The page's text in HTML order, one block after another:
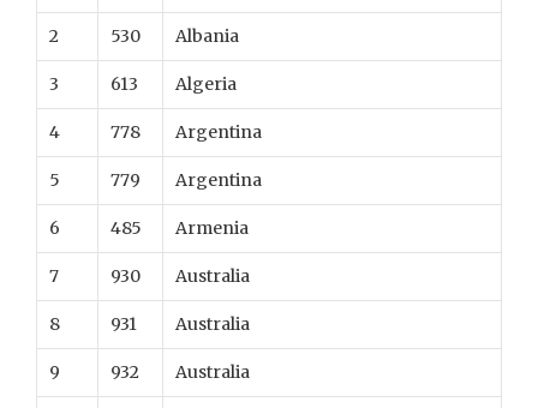
2 530 Albania
3 613 Algeria
4 778 Argentina
5 779 Argentina
6 485 Armenia
7 930 Australia
8 931 Australia
9 932 Australia